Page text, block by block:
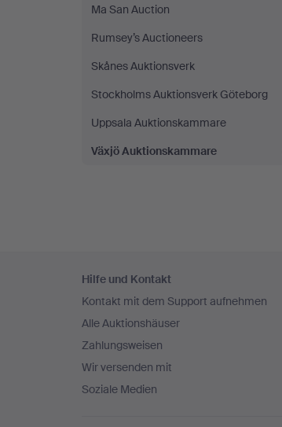
Ma San Auction
Rumsey’s Auctioneers
Skånes Auktionsverk
Stockholms Auktionsverk Göteborg
Uppsala Auktionskammare
Växjö Auktionskammare
Navigation
Hilfe und Kontakt
Kontakt mit dem Support aufnehmen
Alle Auktionshäuser
Zahlungsweisen
Wir versenden mit
Soziale Medien